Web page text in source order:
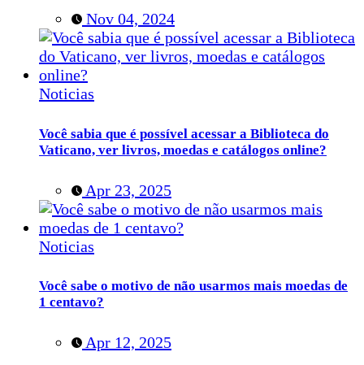
Nov 04, 2024
Noticias
Você sabia que é possível acessar a Biblioteca do
Vaticano, ver livros, moedas e catálogos online?
Apr 23, 2025
Noticias
Você sabe o motivo de não usarmos mais moedas de
1 centavo?
Apr 12, 2025